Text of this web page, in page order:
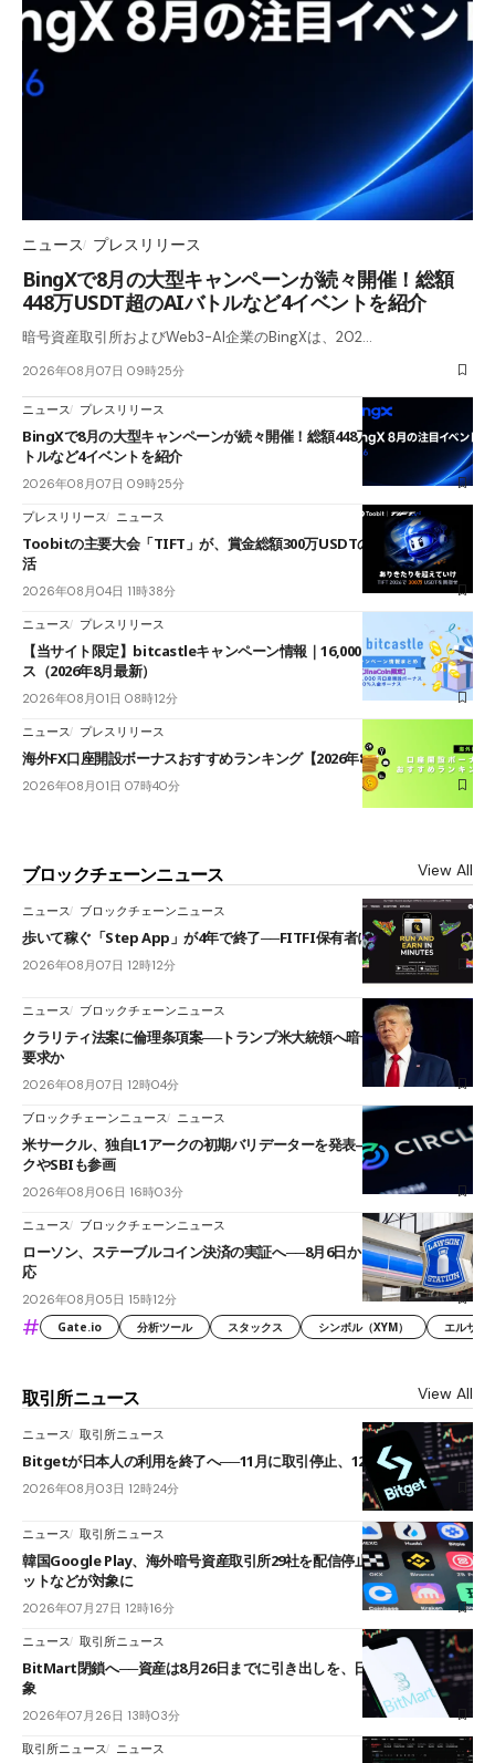
ニュース プレスリリース
BingXで8月の大型キャンペーンが続々開催！総額
448万USDT超のAIバトルなど4イベントを紹介
暗号資産取引所およびWeb3-AI企業のBingXは、202…
2026年08月07日 09時25分
ニュース プレスリリース
BingXで8月の大型キャンペーンが続々開催！総額448万USDT超のAIバ
トルなど4イベントを紹介
2026年08月07日 09時25分
プレスリリース ニュース
Toobitの主要大会「TIFT」が、賞金総額300万USDTのレースとして復
活
2026年08月04日 11時38分
ニュース プレスリリース
【当サイト限定】bitcastleキャンペーン情報｜16,000円口座開設ボーナ
ス（2026年8月最新）
2026年08月01日 08時12分
ニュース プレスリリース
海外FX口座開設ボーナスおすすめランキング【2026年8月最新】
2026年08月01日 07時40分
ブロックチェーンニュース View All
ニュース ブロックチェーンニュース
歩いて稼ぐ「Step App」が4年で終了──FITFI保有者に対応呼びかけ
2026年08月07日 12時12分
ニュース ブロックチェーンニュース
クラリティ法案に倫理条項案──トランプ米大統領へ暗号資産事業の売却
要求か
2026年08月07日 12時04分
ブロックチェーンニュース ニュース
米サークル、独自L1アークの初期バリデーターを発表――ブラックロッ
クやSBIも参画
2026年08月06日 16時03分
ニュース ブロックチェーンニュース
ローソン、ステーブルコイン決済の実証へ──8月6日からJPYCやUSDC対
応
2026年08月05日 15時12分
# Gate.io 分析ツール スタックス シンボル（XYM） エルサル
取引所ニュース View All
ニュース 取引所ニュース
Bitgetが日本人の利用を終了へ──11月に取引停止、12月末に強制決済
2026年08月03日 12時24分
ニュース 取引所ニュース
韓国Google Play、海外暗号資産取引所29社を配信停止──OKXやバイビ
ットなどが対象に
2026年07月27日 12時16分
ニュース 取引所ニュース
BitMart閉鎖へ──資産は8月26日までに引き出しを、日本人利用者も対
象
2026年07月26日 13時03分
取引所ニュース ニュース